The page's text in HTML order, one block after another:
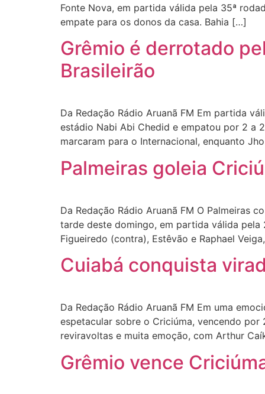
Fonte Nova, em partida válida pela 35ª
empate para os donos da casa. Bahia […]
Grêmio é derrotado
Brasileirão
Da Redação Rádio Aruanã FM Em partida
estádio Nabi Abi Chedid e empatou por 2 a
marcaram para o Internacional, enquanto
Palmeiras goleia
Da Redação Rádio Aruanã FM O Palmeiras
tarde deste domingo, em partida válida pela
Figueiredo (contra), Estêvão e Raphael
Cuiabá conquista
Da Redação Rádio Aruanã FM Em uma
espetacular sobre o Criciúma, vencendo
reviravoltas e muita emoção, com Arthur
Grêmio vence